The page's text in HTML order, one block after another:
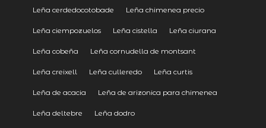
Leña cerdedocotobade Leña chimenea precio
Leña ciempozuelos Leña cistella Leña ciurana
Leña cobeña Leña cornudella de montsant
Leña creixell Leña culleredo Leña curtis
Leña de acacia Leña de arizonica para chimenea
Leña deltebre Leña dodro